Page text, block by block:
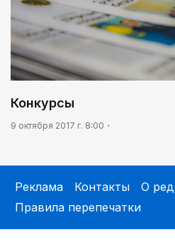
Конкурсы
9 октября 2017 г. 8:00
Реклама Контакты
О
Правила перепечатки